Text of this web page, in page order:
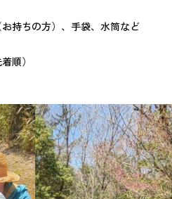
持ちの方）、手袋、水筒など
順）